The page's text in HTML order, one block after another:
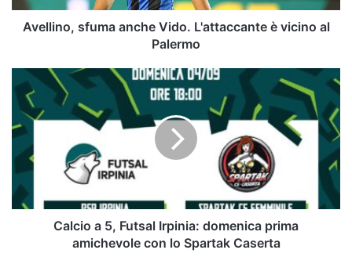
Palermo
Avellino, sfuma anche Vido. L'attaccante è vicino al
Palermo
Calcio
5,
Futsal
Irpinia:
domenica
prima
amichevole
con
Calcio a 5, Futsal Irpinia: domenica prima
amichevole con lo Spartak Caserta